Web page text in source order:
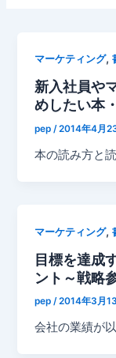
マーケティング,
新入社員や
めしたい本
pep/2014年4月
本の読み方と
マーケティング,
目標を達成
ント～戦略
pep/2014年3月
会社の業績が